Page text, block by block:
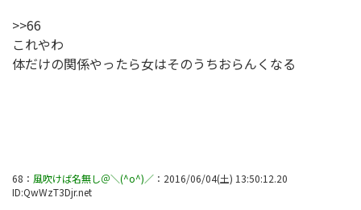
>>66
これやわ
体だけの関係やったら女はそのうちおらんくなる
68 ： 風吹けば名無し＠＼(^o^)／ ： 2016/06/04(土) 13:50:12.20
ID:QwWzT3Djr.net